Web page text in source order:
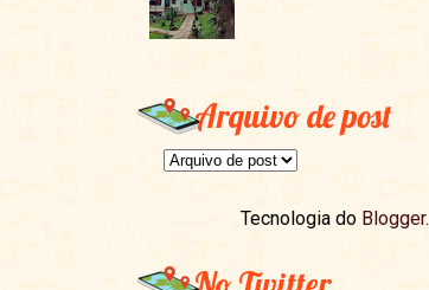
Arquivo de post
Tecnologia do Blogger.